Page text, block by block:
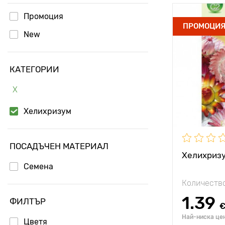
Промоция
New
КАТЕГОРИИ
Х
Хелихризум
ПОСАДЪЧЕН МАТЕРИАЛ
Семена
ФИЛТЪР
Цветя
ПРОМОЦИЯ
1.39 €
Най-ниска
Специални
Височина
растението
растенията